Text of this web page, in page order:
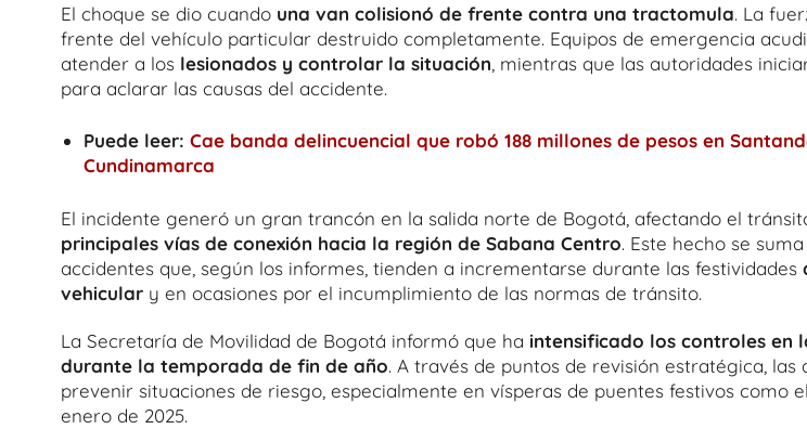
El choque se dio cuando una van colisionó de frente contra una tractomula. La
frente del vehículo particular destruido completamente. Equipos de emergencia
atender a los lesionados y controlar la situación , mientras que las autoridades
para aclarar las causas del accidente.
Puede leer:Cae banda delincuencial que robó 188 millones de pesos en
Cundinamarca
El incidente generó un gran trancón en la salida norte de Bogotá, afectando el
principales vías de conexión hacia la región de Sabana Centro. Este hecho se
accidentes que, según los informes, tienden a incrementarse durante las festividades
vehicular y en ocasiones por el incumplimiento de las normas de tránsito.
La Secretaría de Movilidad de Bogotá informó que ha intensificado los controles en
durante la temporada de fin de año. A través de puntos de revisión estratégica, las
prevenir situaciones de riesgo, especialmente en vísperas de puentes festivos como
enero de 2025.